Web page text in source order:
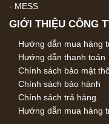
- MESS
GIỚI THIỆU CÔNG
Hướng dẫn mua hàng
Hướng dẫn thanh toán
Chính sách bảo mật
Chính sách bảo hành
Chính sách trả hàng.
Hướng dẫn mua hàng